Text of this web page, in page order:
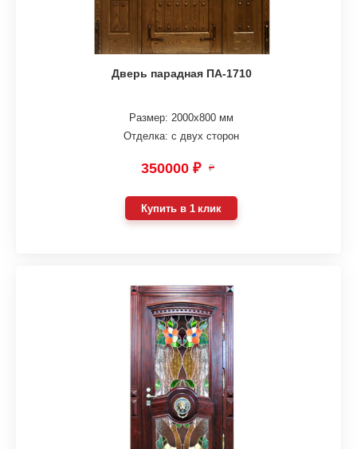
Дверь парадная ПА-1710
Размер: 2000х800 мм
Отделка: с двух сторон
350000 ₽ ₽
Купить в 1 клик